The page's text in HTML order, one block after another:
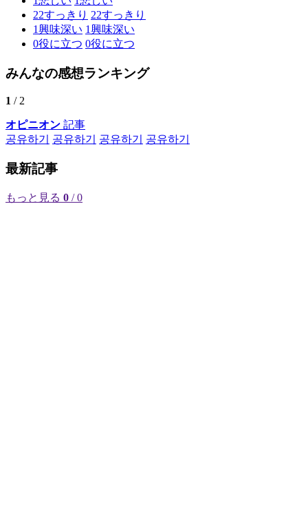
22すっきり 22すっきり
1興味深い 1興味深い
0役に立つ 0役に立つ
みんなの感想ランキング
1 / 2
オピニオン 記事
공유하기
공유하기 공유하기 공유하기
最新記事
もっと見る 0 / 0